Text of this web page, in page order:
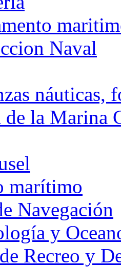
Naval
náuticas,
de la Marina
marítimo
Navegación
y
Recreo y